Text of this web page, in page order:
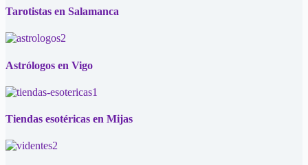
Tarotistas en Salamanca
Astrólogos en Vigo
Tiendas esotéricas en Mijas